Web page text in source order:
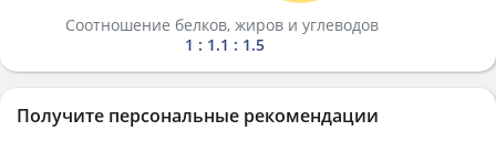
Соотношение белков, жиров и углеводов
1 : 1.1 : 1.5
Получите персональные рекомендации